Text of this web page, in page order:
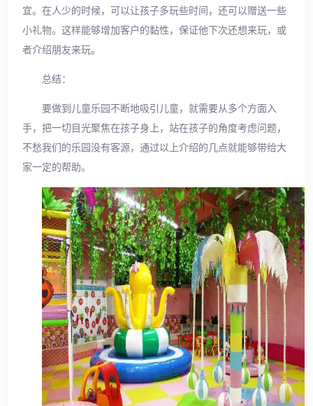
宜。在人少的时候，可以让孩子多玩些时间，还可以赠送一些
小礼物。这样能够增加客户的黏性，保证他下次还想来玩，或
者介绍朋友来玩。
总结：
要做到儿童乐园不断地吸引儿童，就需要从多个方面入
手，把一切目光聚焦在孩子身上，站在孩子的角度考虑问题，
不愁我们的乐园没有客源，通过以上介绍的几点就能够带给大
家一定的帮助。